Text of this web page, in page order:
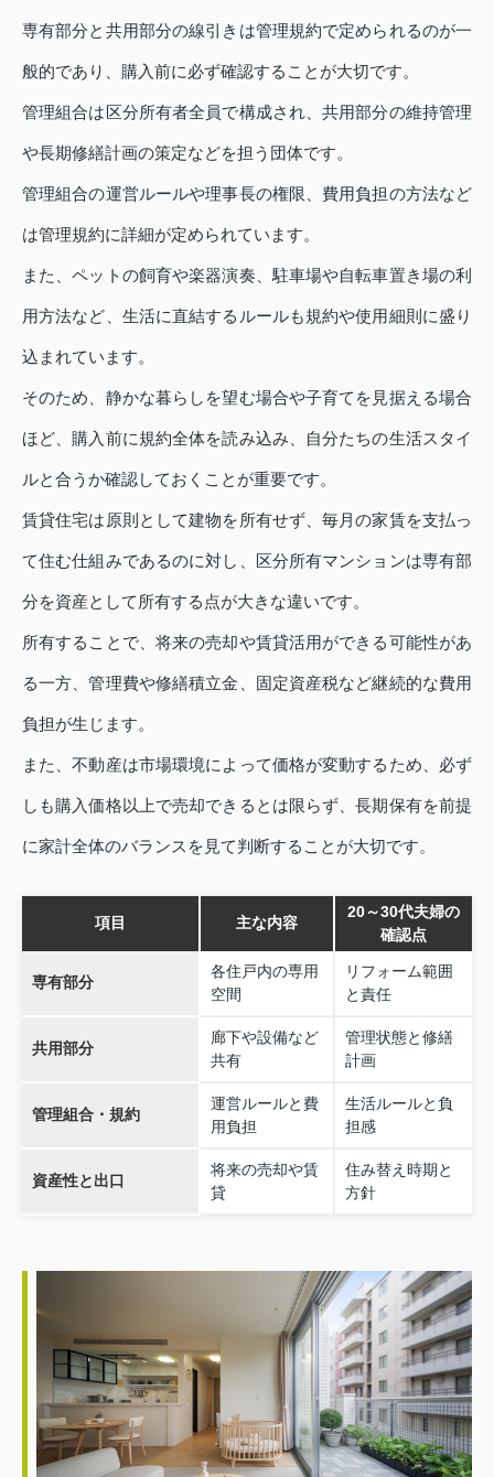
専有部分と共用部分の線引きは管理規約で定められるのが一
般的であり、購入前に必ず確認することが大切です。
管理組合は区分所有者全員で構成され、共用部分の維持管理
や長期修繕計画の策定などを担う団体です。
管理組合の運営ルールや理事長の権限、費用負担の方法など
は管理規約に詳細が定められています。
また、ペットの飼育や楽器演奏、駐車場や自転車置き場の利
用方法など、生活に直結するルールも規約や使用細則に盛り
込まれています。
そのため、静かな暮らしを望む場合や子育てを見据える場合
ほど、購入前に規約全体を読み込み、自分たちの生活スタイ
ルと合うか確認しておくことが重要です。
賃貸住宅は原則として建物を所有せず、毎月の家賃を支払っ
て住む仕組みであるのに対し、区分所有マンションは専有部
分を資産として所有する点が大きな違いです。
所有することで、将来の売却や賃貸活用ができる可能性があ
る一方、管理費や修繕積立金、固定資産税など継続的な費用
負担が生じます。
また、不動産は市場環境によって価格が変動するため、必ず
しも購入価格以上で売却できるとは限らず、長期保有を前提
に家計全体のバランスを見て判断することが大切です。
項目 主な内容
20～30代夫婦の
確認点
専有部分
各住戸内の専用
空間
リフォーム範囲
と責任
共用部分
廊下や設備など
共有
管理状態と修繕
計画
管理組合・規約
運営ルールと費
用負担
生活ルールと負
担感
資産性と出口
将来の売却や賃
貸
住み替え時期と
方針